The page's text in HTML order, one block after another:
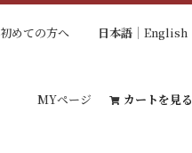
初めての方へ 日本語 English
MYページ カートを見る